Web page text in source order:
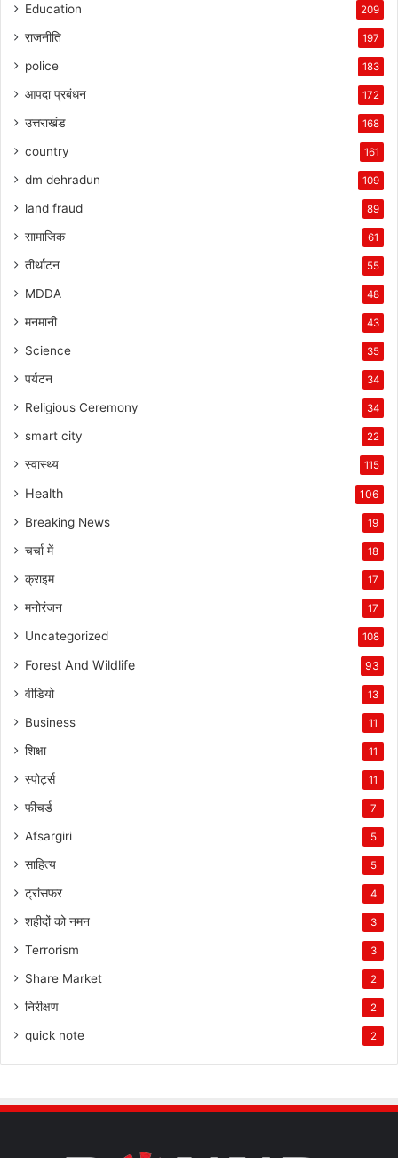
Education 209
राजनीति 197
police 183
आपदा प्रबंधन 172
उत्तराखंड 168
country 161
dm dehradun 109
land fraud 89
सामाजिक 61
तीर्थाटन 55
MDDA 48
मनमानी 43
Science 35
पर्यटन 34
Religious Ceremony 34
smart city 22
स्वास्थ्य 115
Health 106
Breaking News 19
चर्चा में 18
क्राइम 17
मनोरंजन 17
Uncategorized 108
Forest And Wildlife 93
वीडियो 13
Business 11
शिक्षा 11
स्पोर्ट्स 11
फीचर्ड 7
Afsargiri 5
साहित्य 5
ट्रांसफर 4
शहीदों को नमन 3
Terrorism 3
Share Market 2
निरीक्षण 2
quick note 2